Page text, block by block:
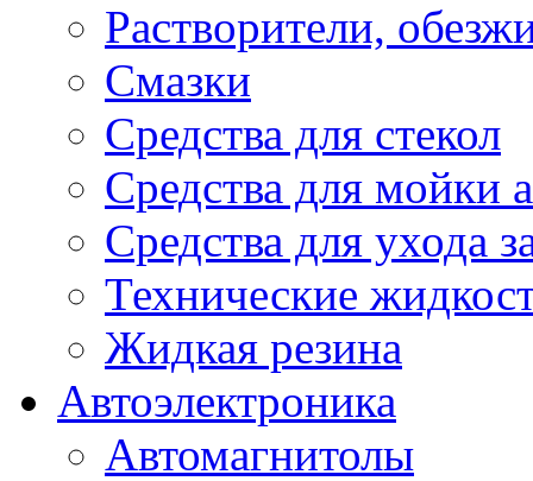
Растворители,
Смазки
Средства для стекол
Средства для мойки
Средства для ухода
Технические
Жидкая резина
Автоэлектроника
Автомагнитолы